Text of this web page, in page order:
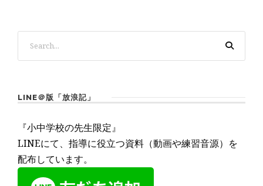
LINE＠版「放浪記」
『小中学校の先生限定』
LINEにて、指導に役立つ資料（動画や練習音源）を
配布しています。